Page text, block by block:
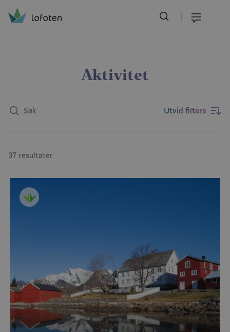
Aktivitet
Utvid filtere
37 resultater